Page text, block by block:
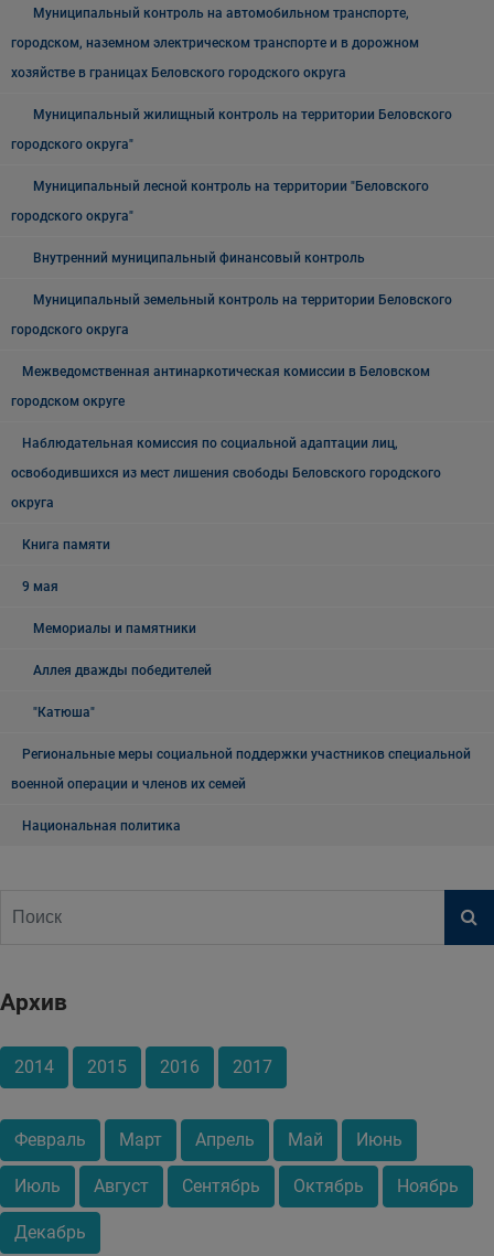
Муниципальный контроль на автомобильном транспорте,
городском, наземном электрическом транспорте и в дорожном
хозяйстве в границах Беловского городского округа
Муниципальный жилищный контроль на территории Беловского
городского округа"
Муниципальный лесной контроль на территории "Беловского
городского округа"
Внутренний муниципальный финансовый контроль
Муниципальный земельный контроль на территории Беловского
городского округа
Межведомственная антинаркотическая комиссии в Беловском
городском округе
Наблюдательная комиссия по социальной адаптации лиц,
освободившихся из мест лишения свободы Беловского городского
округа
Книга памяти
9 мая
Мемориалы и памятники
Аллея дважды победителей
"Катюша"
Региональные меры социальной поддержки участников специальной
военной операции и членов их семей
Национальная политика
Архив
2014 2015 2016 2017
Февраль Март Апрель Май Июнь
Июль Август Сентябрь Октябрь Ноябрь
Декабрь